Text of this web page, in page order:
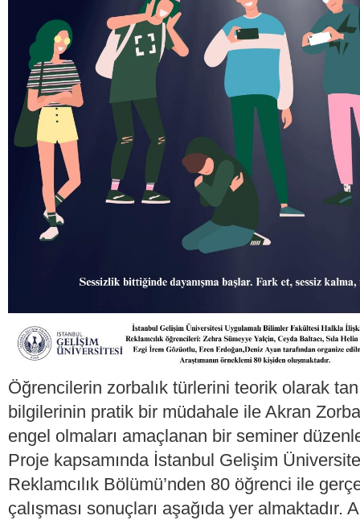
Öğrencilerin zorbalık türlerini teorik olarak
bilgilerinin pratik bir müdahale ile Akran
engel olmaları amaçlanan bir seminer
Proje kapsamında İstanbul Gelişim
Reklamcılık Bölümü’nden 80 öğrenci ile
çalışması sonuçları aşağıda yer almaktadır.